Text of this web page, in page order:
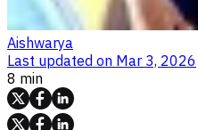
Aishwarya
Last updated on Mar 3, 2026
8 min